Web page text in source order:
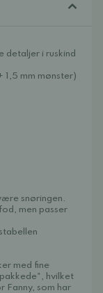
detaljer i ruskind
1,5 mm mønster)
snøringen.
men passer
med fine
hvilket
Fanny, som har